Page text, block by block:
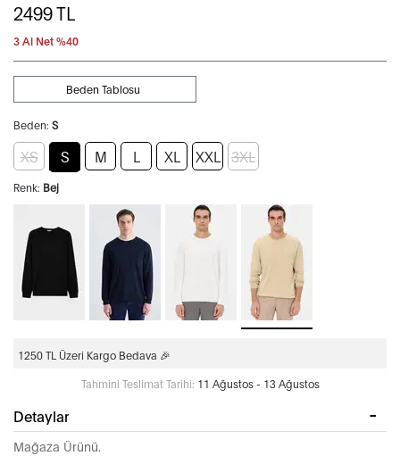
2499TL
3 Al Net %40
Beden: S
Beden Tablosu
XS S M L XL XXL 3XL
Renk: Bej
1250 TL Üzeri Kargo Bedava 🎉
Tahmini Teslimat Tarihi: 11 Ağustos - 13 Ağustos
Detaylar
Mağaza Ürünü.